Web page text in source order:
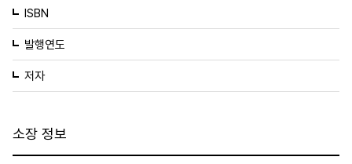
ISBN
발행연도
저자
소장 정보